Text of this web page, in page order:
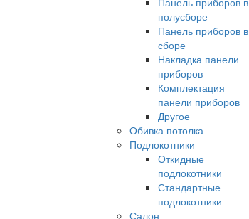
полусборе
Панель приборов в
сборе
Накладка панели
приборов
Комплектация
панели приборов
Другое
Обивка потолка
Подлокотники
Откидные
подлокотники
Стандартные
подлокотники
Салон